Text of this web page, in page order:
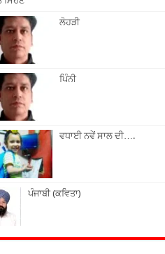
ਲੋਹੜੀ
ਪਿੰਨੀ
ਵਧਾਈ ਨਵੇਂ ਸਾਲ ਦੀ….
ਪੰਜਾਬੀ (ਕਵਿਤਾ)